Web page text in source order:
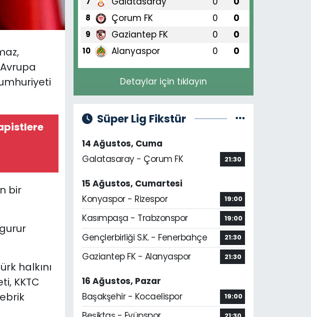
bir
halkını
KKTC
8 Çorum FK 0 0
9 Gaziantep FK 0 0
10 Alanyaspor 0 0
Detaylar için tıklayın
Süper Lig Fikstür
14 Ağustos, Cuma
Galatasaray - Çorum FK
21:30
15 Ağustos, Cumartesi
Konyaspor - Rizespor
19:00
Kasımpaşa - Trabzonspor 19:00
Gençlerbirliği S.K. - Fenerbahçe 21:30
Gaziantep FK - Alanyaspor 21:30
16 Ağustos, Pazar
Başakşehir - Kocaelispor
19:00